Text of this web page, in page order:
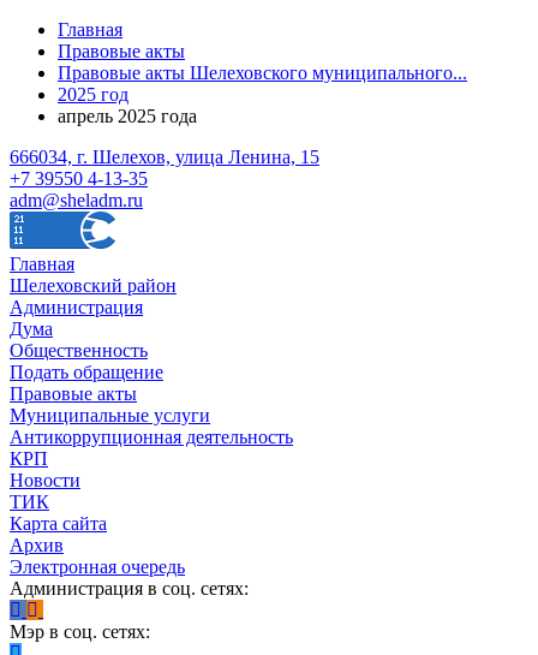
Главная
Правовые акты
Правовые акты Шелеховского муниципального...
2025 год
апрель 2025 года
666034, г. Шелехов, улица Ленина, 15
+7 39550 4-13-35
adm@sheladm.ru
Главная
Шелеховский район
Администрация
Дума
Общественность
Подать обращение
Правовые акты
Муниципальные услуги
Антикоррупционная деятельность
КРП
Новости
ТИК
Карта сайта
Архив
Электронная очередь
Администрация в соц. сетях:
Мэр в соц. сетях: